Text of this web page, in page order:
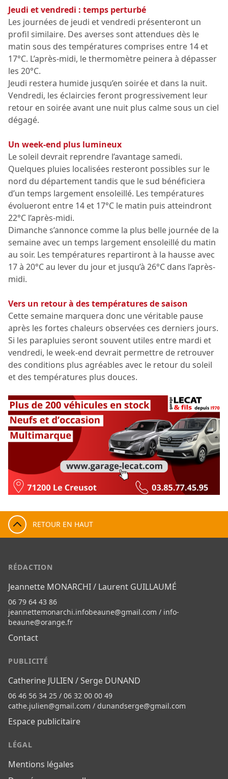
Jeudi et vendredi : temps perturbé
Les journées de jeudi et vendredi présenteront un
profil similaire. Des averses sont attendues dès le
matin sous des températures comprises entre 14 et
17°C. L’après-midi, le thermomètre peinera à dépasser
les 20°C.
Jeudi restera humide jusqu’en soirée et dans la nuit.
Vendredi, les éclaircies feront progressivement leur
retour en soirée avant une nuit plus calme sous un ciel
dégagé.
Un week-end plus lumineux
Le soleil devrait reprendre l’avantage samedi.
Quelques pluies localisées resteront possibles sur le
nord du département tandis que le sud bénéficiera
d’un temps largement ensoleillé. Les températures
évolueront entre 14 et 17°C le matin puis atteindront
22°C l’après-midi.
Dimanche s’annonce comme la plus belle journée de la
semaine avec un temps largement ensoleillé du matin
au soir. Les températures repartiront à la hausse avec
17 à 20°C au lever du jour et jusqu’à 26°C dans l’après-
midi.
Vers un retour à des températures de saison
Cette semaine marquera donc une véritable pause
après les fortes chaleurs observées ces derniers jours.
Si les parapluies seront souvent utiles entre mardi et
vendredi, le week-end devrait permettre de retrouver
des conditions plus agréables avec le retour du soleil
et des températures plus douces.
RETOUR EN HAUT
RÉDACTION
Jeannette MONARCHI / Laurent GUILLAUMÉ
06 79 64 43 86
jeannettemonarchi.infobeaune@gmail.com / info-
beaune@orange.fr
Contact
PUBLICITÉ
Catherine JULIEN / Serge DUNAND
06 46 56 34 25 / 06 32 00 00 49
cathe.julien@gmail.com / dunandserge@gmail.com
Espace publicitaire
LÉGAL
Mentions légales